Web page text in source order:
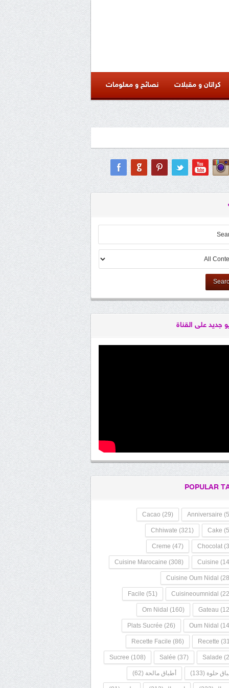
كراتان و مقبلات نصائح و معلومات
جديد على القناة
POPULAR
Anniversaire
Cacao (29)
Cake
Chhiwate (321)
Chocolat
Creme (47)
Cuisine
Cuisine Marocaine (308)
Cuisine Oum Nidal
Cuisineoumnidal
Facile (51)
Gateau
Om Nidal (160)
Oum Nidal
Plats Sucrée (26)
Recette
Recette Facile (86)
Salade
Salée (37)
Sucree (108)
حلوة (133) أطباق مالحة (62)